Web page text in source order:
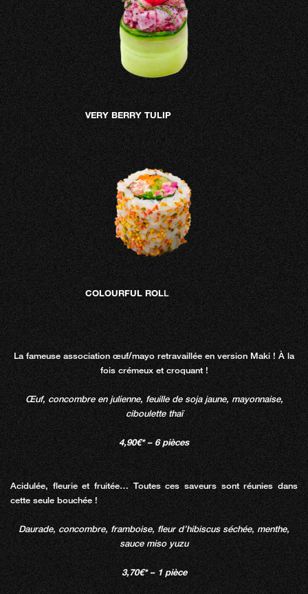
VERY BERRY TULIP
COLOURFUL ROLL
La fameuse association œuf/mayo retravaillée en version Maki ! À la
fois crémeux et croquant !
Œuf, concombre en julienne, feuille de soja jaune, mayonnaise,
ciboulette thaï
4,90€* – 6 pièces
Acidulée, fleurie et fruitée… Toutes ces saveurs sont réunies dans
cette seule bouchée !
Daurade, concombre, framboise, fleur d’hibiscus séchée, menthe,
sauce miso yuzu
3,70€* – 1 pièce